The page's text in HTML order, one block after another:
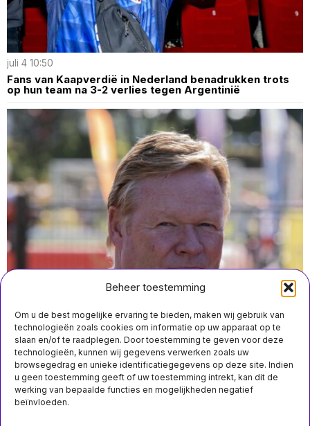
Beheer toestemming
Om u de best mogelijke ervaring te bieden, maken wij gebruik van
technologieën zoals cookies om informatie op uw apparaat op te
slaan en/of te raadplegen. Door toestemming te geven voor deze
technologieën, kunnen wij gegevens verwerken zoals uw
browsegedrag en unieke identificatiegegevens op deze site. Indien
u geen toestemming geeft of uw toestemming intrekt, kan dit de
werking van bepaalde functies en mogelijkheden negatief
beïnvloeden.
juli 4 10:50
Fans van Kaapverdië in Nederland benadrukken trots
op hun team na 3-2 verlies tegen Argentinië
juli 1 07:50
Koeman treedt af als coach van Nederland na
uitschakeling op WK tegen Marokko